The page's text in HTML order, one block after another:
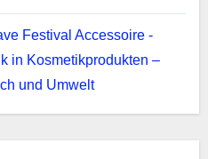
Festival Accessoire -
in Kosmetikprodukten –
und Umwelt